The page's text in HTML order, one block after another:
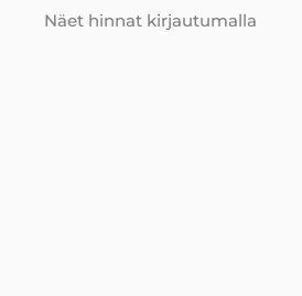
Näet hinnat kirjautumalla